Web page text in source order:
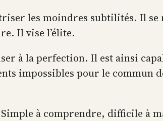
les moindres subtilités. Il se
Il vise l’élite.
à la perfection. Il est ainsi
impossibles pour le commun
Simple à comprendre, difficile à